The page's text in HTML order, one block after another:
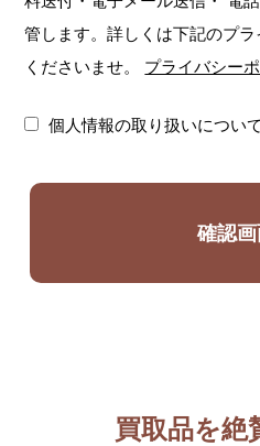
管します。詳しくは下記のプ
くださいませ。
プライバシー
個人情報の取り扱いについ
買取品を絶